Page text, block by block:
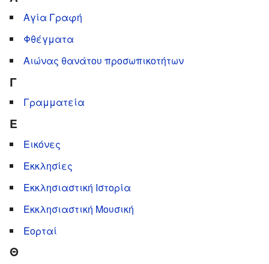
Αγία Γραφή
Φθέγματα
Αιώνας θανάτου προσωπικοτήτων
Γ
Γραμματεία
Ε
Εικόνες
Εκκλησίες
Εκκλησιαστική Ιστορία
Εκκλησιαστική Μουσική
Εορταί
Θ